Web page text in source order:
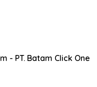
- PT. Batam Click One